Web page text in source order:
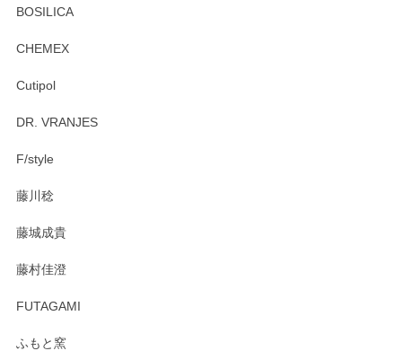
BOSILICA
CHEMEX
Cutipol
DR. VRANJES
F/style
藤川稔
藤城成貴
藤村佳澄
FUTAGAMI
ふもと窯